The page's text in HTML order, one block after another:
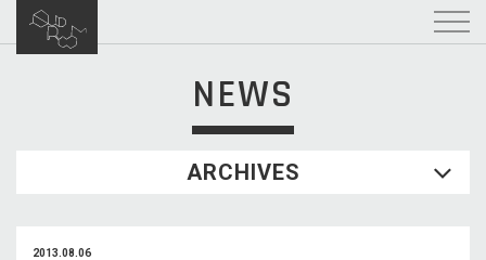
NEWS
ARCHIVES
2013.08.06